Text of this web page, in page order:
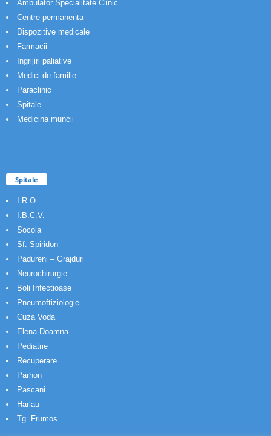
Ambulator Specialitate Clinic
Centre permanenta
Dispozitive medicale
Farmacii
Ingrijiri paliative
Medici de familie
Paraclinic
Spitale
Medicina muncii
Spitale
I.R.O.
I.B.C.V.
Socola
Sf. Spiridon
Padureni – Grajduri
Neurochirurgie
Boli Infectioase
Pneumoftiziologie
Cuza Voda
Elena Doamna
Pediatrie
Recuperare
Parhon
Pascani
Harlau
Tg. Frumos